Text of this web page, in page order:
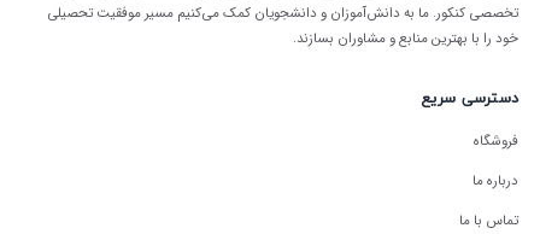
تخصصی کنکور. ما به دانش‌آموزان و دانشجویان کمک می‌کنیم مسیر موفقیت تحصیلی
خود را با بهترین منابع و مشاوران بسازند.
دسترسی سریع
فروشگاه
درباره ما
تماس با ما